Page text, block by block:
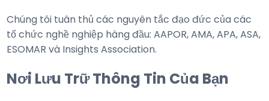
Chúng tôi tuân thủ các nguyên tắc đạo đức của các
tổ chức nghề nghiệp hàng đầu: AAPOR, AMA, APA, ASA,
ESOMAR và Insights Association.
Nơi Lưu Trữ Thông Tin Của Bạn